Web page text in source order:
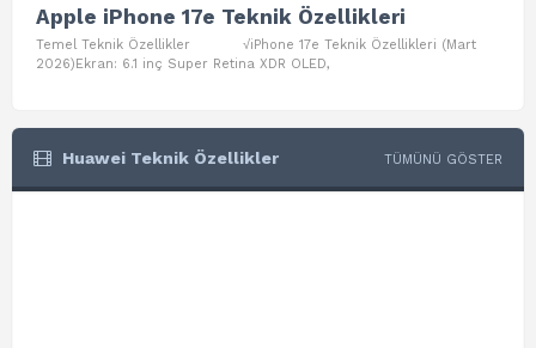
Apple iPhone 17e Teknik Özellikleri
Temel Teknik Özellikler √iPhone 17e Teknik Özellikleri (Mart
2026)Ekran: 6.1 inç Super Retina XDR OLED,
Huawei Teknik Özellikler TÜMÜNÜ GÖSTER